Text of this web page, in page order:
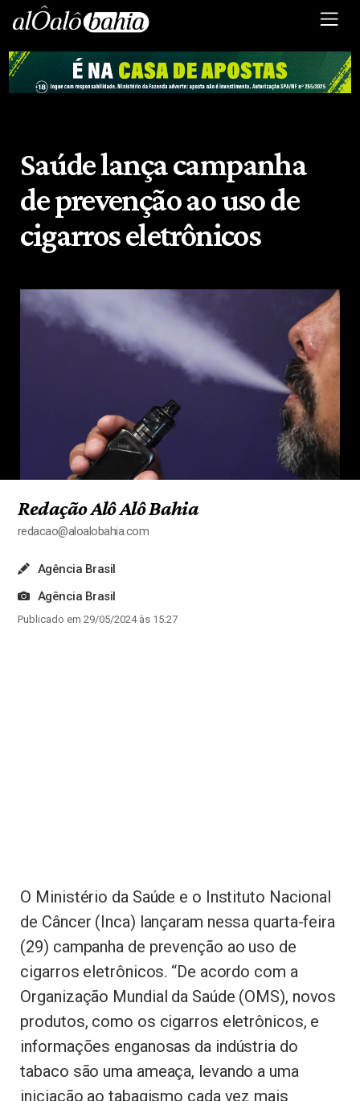
Saúde lança campanha
de prevenção ao uso de
cigarros eletrônicos
Redação Alô Alô Bahia
redacao@aloalobahia.com
Agência Brasil
Agência Brasil
Publicado em 29/05/2024 às 15:27
O Ministério da Saúde e o Instituto Nacional
de Câncer (Inca) lançaram nessa quarta-feira
(29) campanha de prevenção ao uso de
cigarros eletrônicos. “De acordo com a
Organização Mundial da Saúde (OMS), novos
produtos, como os cigarros eletrônicos, e
informações enganosas da indústria do
tabaco são uma ameaça, levando a uma
iniciação ao tabagismo cada vez mais